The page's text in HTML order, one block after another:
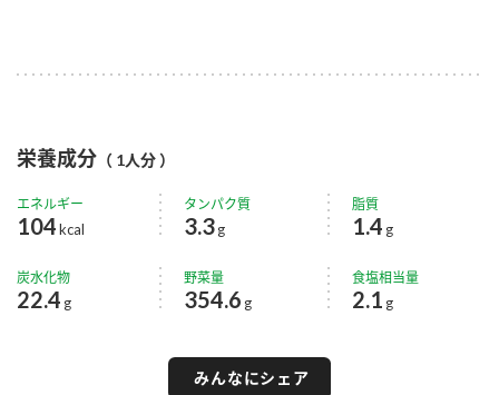
栄養成分 （ 1人分 ）
エネルギー
104kcal
タンパク質
3.3g
脂質
1.4 g
炭水化物
22.4 g
野菜量
354.6 g
食塩相当量
2.1 g